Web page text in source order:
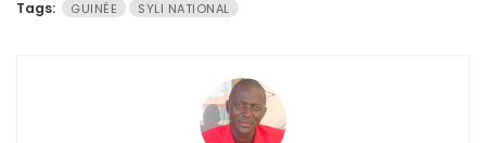
Tags: GUINÉE SYLI NATIONAL